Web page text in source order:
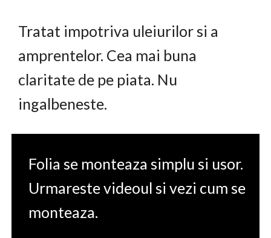
Tratat impotriva uleiurilor si a
amprentelor. Cea mai buna
claritate de pe piata. Nu
ingalbeneste.
Folia se monteaza simplu si usor.
Urmareste videoul si vezi cum se
monteaza.